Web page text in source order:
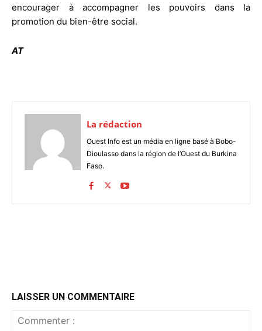
encourager à accompagner les pouvoirs dans la
promotion du bien-être social.
AT
La rédaction
Ouest Info est un média en ligne basé à Bobo-
Dioulasso dans la région de l’Ouest du Burkina
Faso.
LAISSER UN COMMENTAIRE